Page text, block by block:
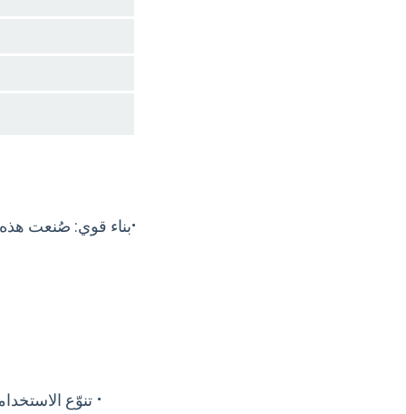
·بناء قوي: صُنعت هذه
· تنوّع